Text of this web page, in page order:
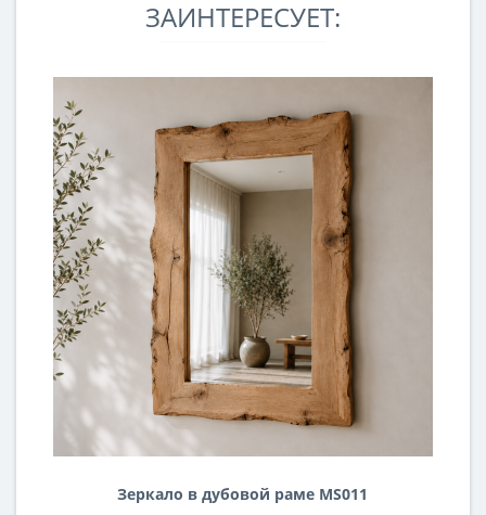
ЗАИНТЕРЕСУЕТ:
Зеркало в дубовой раме MS011